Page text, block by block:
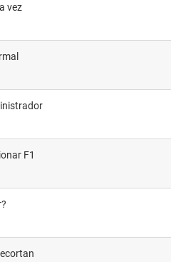
vez
F1